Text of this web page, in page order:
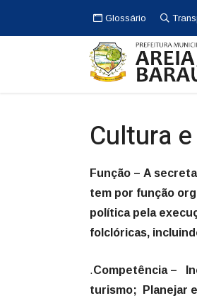
Glossário
Cultura
Função – A
tem por função
política pela
folclóricas,
.Competência –
turismo; Planejar